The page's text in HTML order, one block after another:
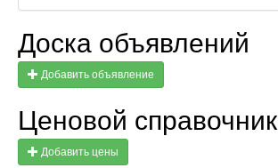
Доска объявлений
Добавить объявление
Ценовой справочник
Добавить цены